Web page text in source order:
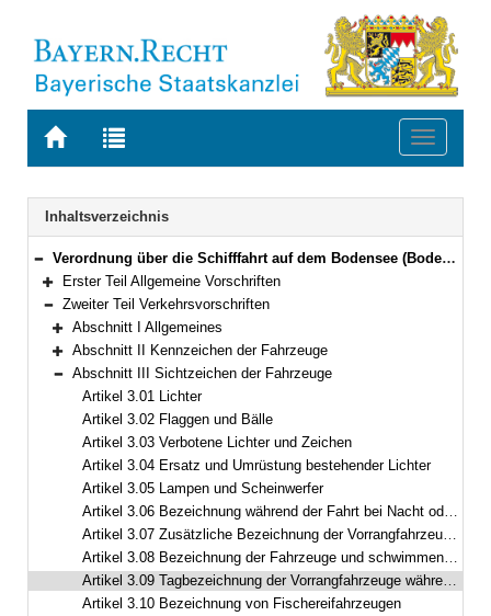
Zur
BAYERN.RECHT
Zur
letzten
Suche
Toggle
Navigation
Inhaltsverzeichnis
Bereich reduzieren
Verordnung über die Schifffahrt auf dem Bodensee (Bodensee-Schifffahrts-Ordnung – BSO) Vom 20. März 1976 (GVBl. S. 55)
Bereich erweitern
Erster Teil Allgemeine Vorschriften
Bereich reduzieren
Zweiter Teil Verkehrsvorschriften
Bereich erweitern
Abschnitt I Allgemeines
Bereich erweitern
Abschnitt II Kennzeichen der Fahrzeuge
Bereich reduzieren
Abschnitt III Sichtzeichen der Fahrzeuge
Artikel 3.01 Lichter
Artikel 3.02 Flaggen und Bälle
Artikel 3.03 Verbotene Lichter und Zeichen
Artikel 3.04 Ersatz und Umrüstung bestehender Lichter
Artikel 3.05 Lampen und Scheinwerfer
Artikel 3.06 Bezeichnung während der Fahrt bei Nacht oder bei unsichtigem Wetter
Artikel 3.07 Zusätzliche Bezeichnung der Vorrangfahrzeuge während der Fahrt bei Nacht oder bei unsichtigem Wetter
Artikel 3.08 Bezeichnung der Fahrzeuge und schwimmenden Anlagen beim Stilliegen bei Nacht oder bei unsichtigem Wetter
Artikel 3.09 Tagbezeichnung der Vorrangfahrzeuge während der Fahrt
Artikel 3.10 Bezeichnung von Fischereifahrzeugen